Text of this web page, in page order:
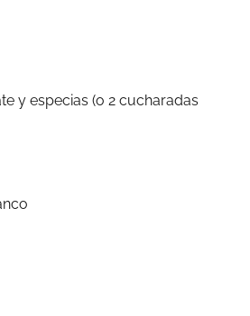
y especias (o 2 cucharadas